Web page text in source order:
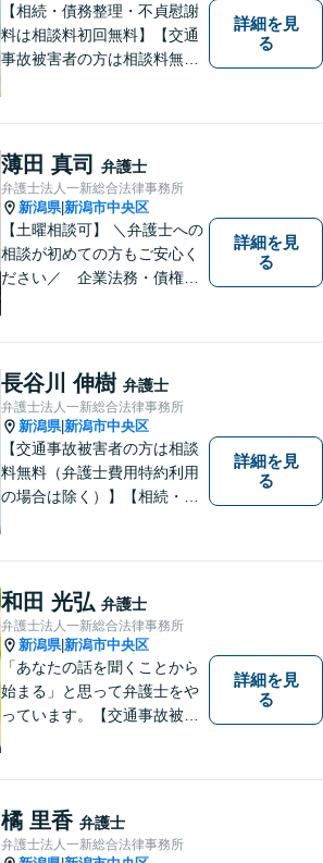
【相続・債務整理・不貞慰謝
料は相談料初回無料】【交通
事故被害者の方は相談料無料
ただける弁護士になりたいと
思っています。
詳細を見
る
薄田 真司 弁護士
弁護士法人一新総合法律事務所
新潟県|新潟市中央区
【土曜相談可】 ＼弁護士への
相談が初めての方もご安心く
ださい／ 企業法務・債権回
対応します。【相続・債務整
理・不貞慰謝料は相談料初回
無料】
詳細を見
る
長谷川 伸樹 弁護士
弁護士法人一新総合法律事務所
新潟県|新潟市中央区
【交通事故被害者の方は相談
料無料（弁護士費用特約利用
の場合は除く）】【相続・債
可】あなたのパートナーとし
てお力になります
詳細を見
る
和田 光弘 弁護士
弁護士法人一新総合法律事務所
新潟県|新潟市中央区
「あなたの話を聞くことから
始まる」と思って弁護士をや
っています。【交通事故被害
く）】【相続・債務整理・労
災・不貞慰謝料は相談料初回
無料】【顧問先企業300社以
上】
詳細を見
る
橘 里香 弁護士
弁護士法人一新総合法律事務所